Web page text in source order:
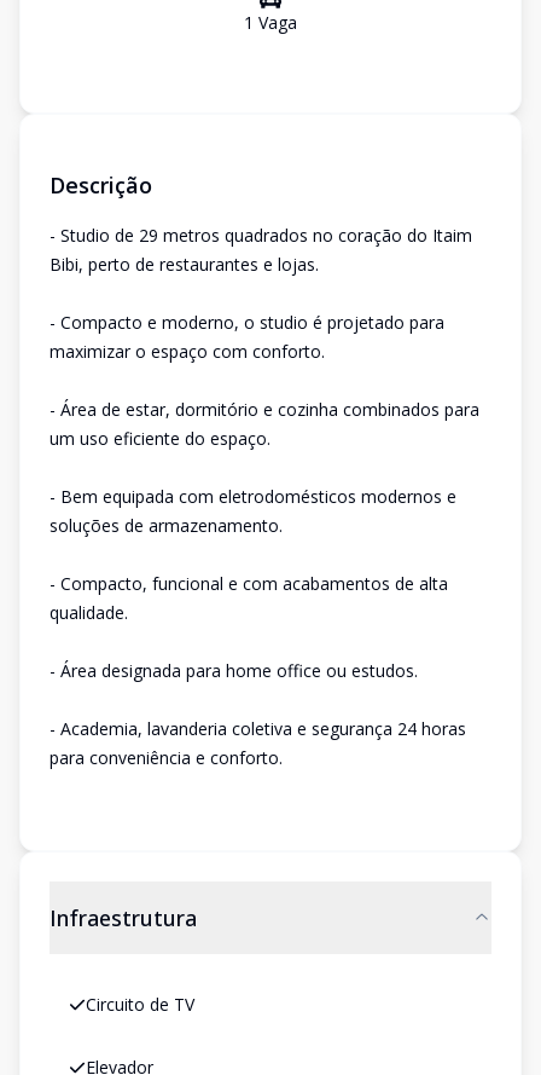
1 Vaga
Descrição
- Studio de 29 metros quadrados no coração do Itaim
Bibi, perto de restaurantes e lojas.
- Compacto e moderno, o studio é projetado para
maximizar o espaço com conforto.
- Área de estar, dormitório e cozinha combinados para
um uso eficiente do espaço.
- Bem equipada com eletrodomésticos modernos e
soluções de armazenamento.
- Compacto, funcional e com acabamentos de alta
qualidade.
- Área designada para home office ou estudos.
- Academia, lavanderia coletiva e segurança 24 horas
para conveniência e conforto.
Infraestrutura
Circuito de TV
Elevador